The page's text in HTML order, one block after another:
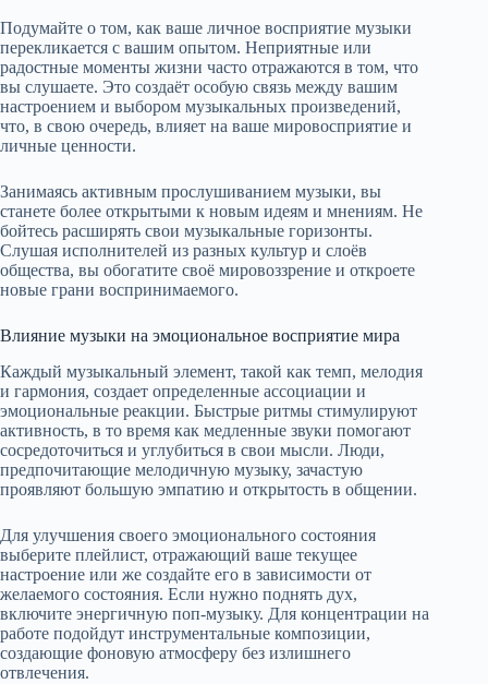
Подумайте о том, как ваше личное восприятие музыки
перекликается с вашим опытом. Неприятные или
радостные моменты жизни часто отражаются в том, что
вы слушаете. Это создаёт особую связь между вашим
настроением и выбором музыкальных произведений,
что, в свою очередь, влияет на ваше мировосприятие и
личные ценности.
Занимаясь активным прослушиванием музыки, вы
станете более открытыми к новым идеям и мнениям. Не
бойтесь расширять свои музыкальные горизонты.
Слушая исполнителей из разных культур и слоёв
общества, вы обогатите своё мировоззрение и откроете
новые грани воспринимаемого.
Влияние музыки на эмоциональное восприятие мира
Каждый музыкальный элемент, такой как темп, мелодия
и гармония, создает определенные ассоциации и
эмоциональные реакции. Быстрые ритмы стимулируют
активность, в то время как медленные звуки помогают
сосредоточиться и углубиться в свои мысли. Люди,
предпочитающие мелодичную музыку, зачастую
проявляют большую эмпатию и открытость в общении.
Для улучшения своего эмоционального состояния
выберите плейлист, отражающий ваше текущее
настроение или же создайте его в зависимости от
желаемого состояния. Если нужно поднять дух,
включите энергичную поп-музыку. Для концентрации на
работе подойдут инструментальные композиции,
создающие фоновую атмосферу без излишнего
отвлечения.